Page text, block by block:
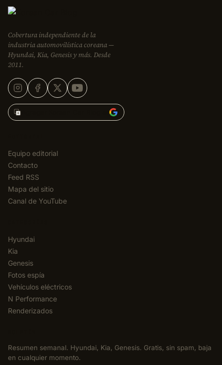
Cobertura independiente de la
industria automovilística coreana —
Hyundai, Kia, Genesis y más. Desde
2011.
Agregar Korean Car Blog en
Equipo editorial
Contacto
Feed RSS
Mapa del sitio
Canal de YouTube
Hyundai
Kia
Genesis
Fotos espía
Vehículos eléctricos
N Performance
Renderizados
Resumen semanal. Hyundai, Kia, Genesis. Gratis, sin spam, baja
en cualquier momento.